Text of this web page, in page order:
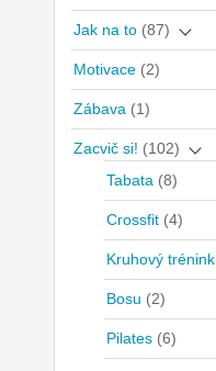
Jak na to (87)
Motivace (2)
Zábava (1)
Zacvič si! (102)
Tabata (8)
Crossfit (4)
Kruhový trénink
Bosu (2)
Pilates (6)